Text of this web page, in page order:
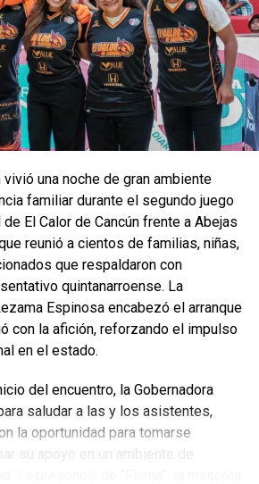
jóvenes cuenten con herramientas
físico, emocional y social.
que el objetivo es que el deporte sea
de la vida estudiantil, por lo que se
que permitan a las y los alumnos
así como a infraestructura
implementarse y qué recursos se
subrayó que este primer
de una ruta de colaboración que
actividades extracurriculares del
el deporte es un pilar fundamental
cada estudiante.
vivió una noche de gran ambiente
familiar durante el segundo juego
El Calor de Cancún frente a Abejas
reunió a cientos de familias, niñas,
que respaldaron con
quintanarroense. La
Espinosa encabezó el arranque
con la afición, reforzando el impulso
en el estado.
del encuentro, la Gobernadora
saludar a las y los asistentes,
la oportunidad para tomarse
su apoyo en un ambiente de